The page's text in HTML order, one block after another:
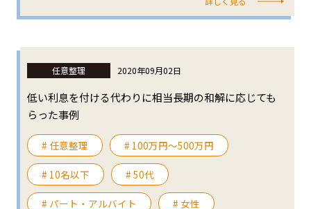
任意整理 2020年09月02日
低い利息を付ける代わりに相当長期の和解に応じても
らった事例
# 任意整理 # 100万円〜500万円
# 10名以下 # 50代
# パート・アルバイト # 女性